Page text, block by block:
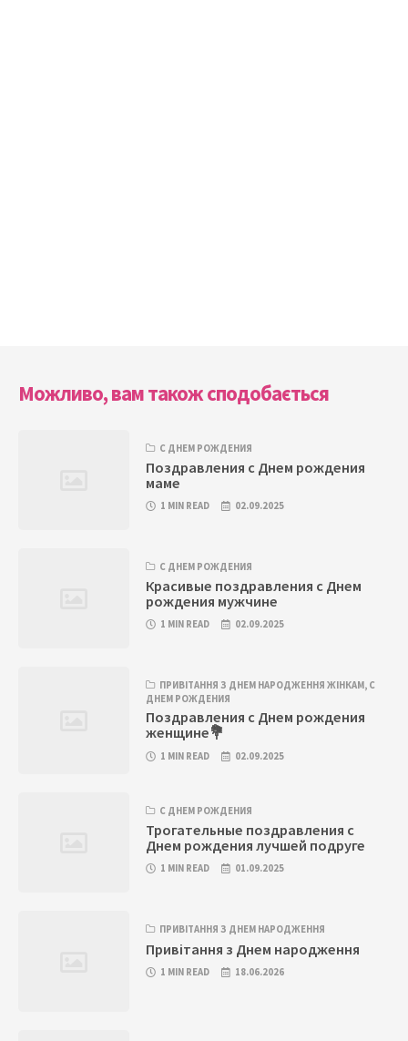
Можливо, вам також сподобається
С ДНЕМ РОЖДЕНИЯ
Поздравления с Днем рождения
маме
1 MIN READ 02.09.2025
С ДНЕМ РОЖДЕНИЯ
Красивые поздравления с Днем
рождения мужчине
1 MIN READ 02.09.2025
ПРИВІТАННЯ З ДНЕМ НАРОДЖЕННЯ ЖІНКАМ, С
ДНЕМ РОЖДЕНИЯ
Поздравления с Днем рождения
женщине💐
1 MIN READ 02.09.2025
С ДНЕМ РОЖДЕНИЯ
Трогательные поздравления с
Днем рождения лучшей подруге
1 MIN READ 01.09.2025
ПРИВІТАННЯ З ДНЕМ НАРОДЖЕННЯ
Привітання з Днем народження
1 MIN READ 18.06.2026